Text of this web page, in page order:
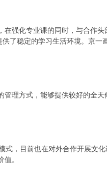
在强化专业课的同时，与合作
了稳定的学习生活环境。京一
理方式，能够提供较好的全天
，目前也在对外合作开展文化
。